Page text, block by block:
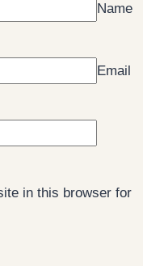
Name
Email
in this browser for